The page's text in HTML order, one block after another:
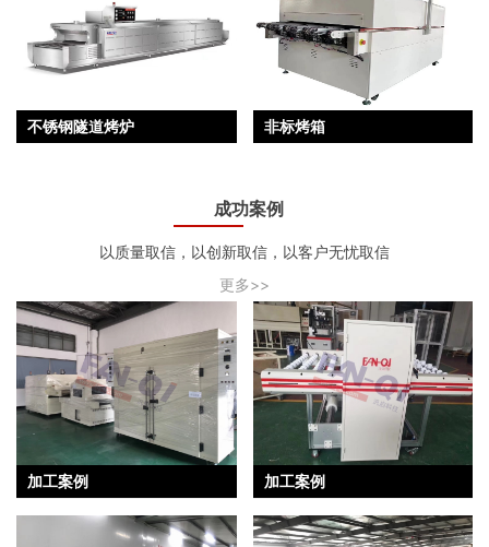
不锈钢隧道烤炉 非标烤箱
成功案例
以质量取信，以创新取信，以客户无忧取信
更多>>
加工案例 加工案例